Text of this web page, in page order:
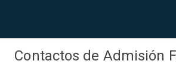
Contactos de Admisión